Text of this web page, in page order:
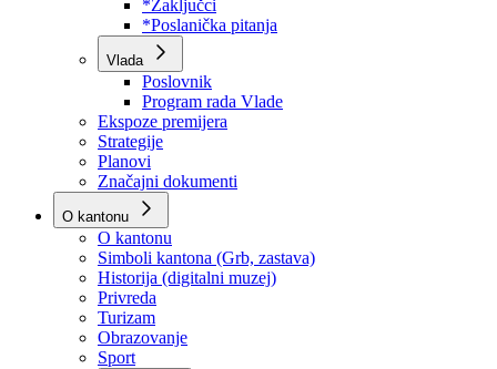
Budžet 2026
Zakoni
*Odluke
*Zaključci
*Poslanička pitanja
Vlada
Poslovnik
Program rada Vlade
Ekspoze premijera
Strategije
Planovi
Značajni dokumenti
O kantonu
O kantonu
Simboli kantona (Grb, zastava)
Historija (digitalni muzej)
Privreda